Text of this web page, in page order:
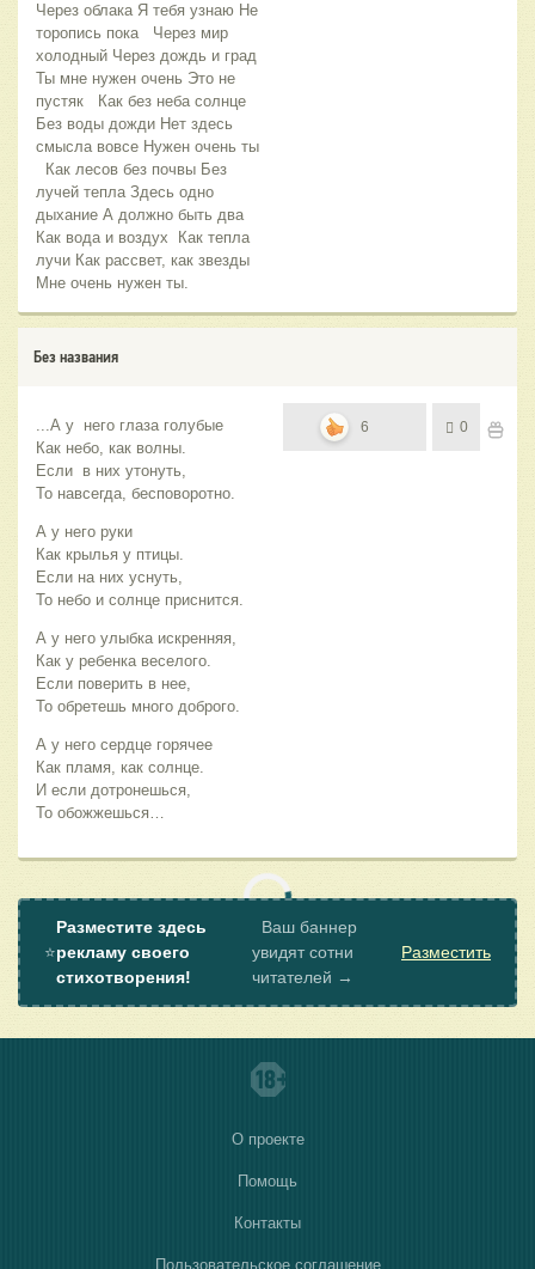
Через облака Я тебя узнаю Не
торопись пока Через мир
холодный Через дождь и град
Ты мне нужен очень Это не
пустяк Как без неба солнце
Без воды дожди Нет здесь
смысла вовсе Нужен очень ты
Как лесов без почвы Без
лучей тепла Здесь одно
дыхание А должно быть два
Как вода и воздух Как тепла
лучи Как рассвет, как звезды
Мне очень нужен ты.
Без названия
...А у него глаза голубые
Как небо, как волны.
Если в них утонуть,
То навсегда, бесповоротно.
А у него руки
Как крылья у птицы.
Если на них уснуть,
То небо и солнце приснится.
А у него улыбка искренняя,
Как у ребенка веселого.
Если поверить в нее,
То обретешь много доброго.
А у него сердце горячее
Как пламя, как солнце.
И если дотронешься,
То обожжешься…
6 0
⭐
Разместите здесь
рекламу своего
стихотворения!
Ваш баннер
увидят сотни
читателей →
Разместить
О проекте
Помощь
Контакты
Пользовательское соглашение